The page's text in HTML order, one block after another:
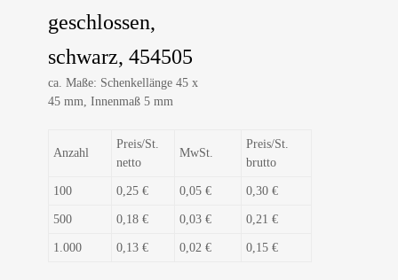
geschlossen,
schwarz, 454505
ca. Maße: Schenkellänge 45 x
45 mm, Innenmaß 5 mm
Anzahl
Preis/St.
netto
MwSt.
Preis/St.
brutto
100 0,25 € 0,05 € 0,30 €
500 0,18 € 0,03 € 0,21 €
1.000 0,13 € 0,02 € 0,15 €